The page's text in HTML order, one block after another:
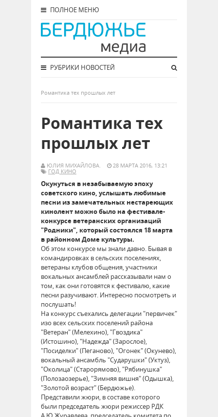
ПОЛНОЕ МЕНЮ
РУБРИКИ НОВОСТЕЙ
Романтика тех прошлых лет
Романтика тех
прошлых лет
ЮЛИЯ МИХАЙЛОВА.
28 МАРТА 2016, 13:21
ГОД КИНО
Окунуться в незабываемую эпоху
советского кино, услышать любимые
песни из замечательных нестареющих
кинолент можно было на фестивале-
конкурсе ветеранских организаций
"Родники", который состоялся 18 марта
в районном Доме культуры.
Об этом конкурсе мы знали давно. Бывая в
командировках в сельских поселениях,
ветераны клубов общения, участники
вокальных ансамблей рассказывали нам о
том, как они готовятся к фестивалю, какие
песни разучивают. Интересно посмотреть и
послушать!
На конкурс съехались делегации "первичек"
изо всех сельских поселений района
"Ветеран" (Мелехино), "Гвоздика"
(Истошино), "Надежда" (Зарослое),
"Посиделки" (Пеганово), "Огонек" (Окунево),
вокальный ансамбль "Сударушки" (Уктуз),
"Околица" (Старорямово), "Рябинушка"
(Полозаозерье), "Зимняя вишня" (Одышка),
"Золотой возраст" (Бердюжье).
Представили жюри, в составе которого
были председатель жюри режиссер РДК